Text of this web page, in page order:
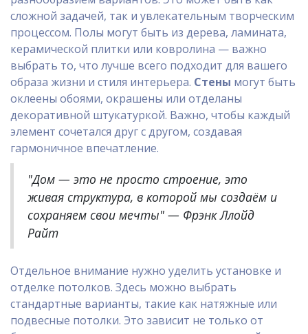
сложной задачей, так и увлекательным творческим
процессом. Полы могут быть из дерева, ламината,
керамической плитки или ковролина — важно
выбрать то, что лучше всего подходит для вашего
образа жизни и стиля интерьера. Стены могут быть
оклеены обоями, окрашены или отделаны
декоративной штукатуркой. Важно, чтобы каждый
элемент сочетался друг с другом, создавая
гармоничное впечатление.
"Дом — это не просто строение, это
живая структура, в которой мы создаём и
сохраняем свои мечты" — Фрэнк Ллойд
Райт
Отдельное внимание нужно уделить установке и
отделке потолков. Здесь можно выбрать
стандартные варианты, такие как натяжные или
подвесные потолки. Это зависит не только от